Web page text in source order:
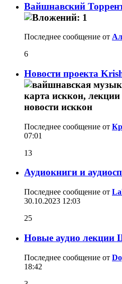
Вайшнавский
Последнее сообщение от
6
Новости проекта
Последнее сообщение от
07:01
13
Аудиокниги и
Последнее сообщение от
30.10.2023 12:03
25
Новые аудио
Последнее сообщение от
18:42